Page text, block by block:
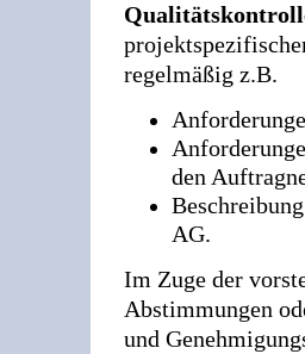
regelmäßig z.B.
den
AG.
Im Zuge der
Abstimmungen
und